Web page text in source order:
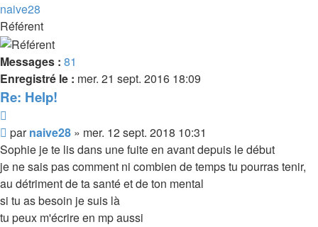
naive28
Référent
Messages : 81
Enregistré le : mer. 21 sept. 2016 18:09
Re: Help!
Message
parnaive28 » mer. 12 sept. 2018 10:31
Sophie je te lis dans une fuite en avant depuis le début
je ne sais pas comment ni combien de temps tu pourras tenir,
au détriment de ta santé et de ton mental
si tu as besoin je suis là
tu peux m'écrire en mp aussi